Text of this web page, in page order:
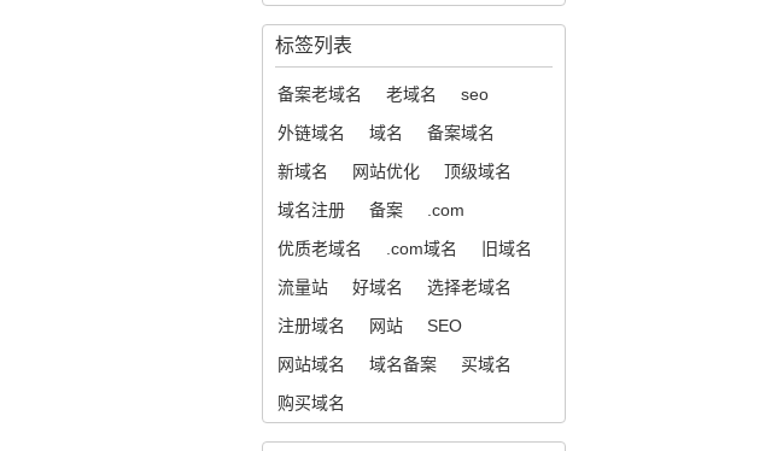
标签列表
备案老域名 老域名
seo
外链域名
域名
备案域名
新域名
网站优化
顶级域名
域名注册
备案
.com
优质老域名
.com域名
旧域名
流量站
好域名
选择老域名
注册域名
网站
SEO
网站域名
域名备案
买域名
购买域名